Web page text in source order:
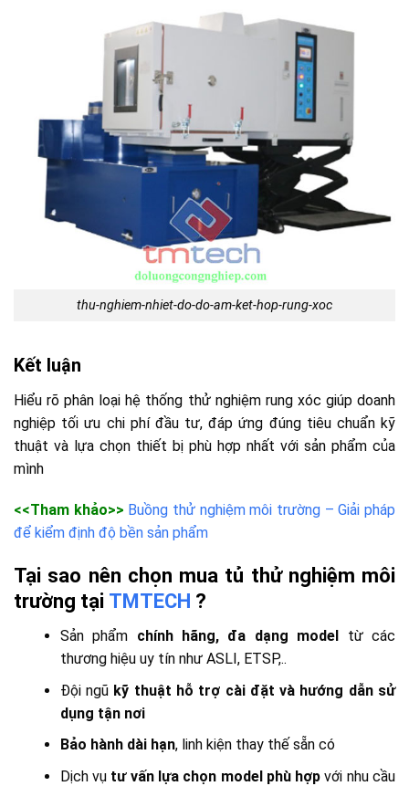
thu-nghiem-nhiet-do-do-am-ket-hop-rung-xoc
Kết luận
Hiểu rõ phân loại hệ thống thử nghiệm rung xóc giúp doanh
nghiệp tối ưu chi phí đầu tư, đáp ứng đúng tiêu chuẩn kỹ
thuật và lựa chọn thiết bị phù hợp nhất với sản phẩm của
mình
<<Tham khảo>> Buồng thử nghiệm môi trường – Giải pháp
để kiểm định độ bền sản phẩm
Tại sao nên chọn mua tủ thử nghiệm môi
trường tại TMTECH ?
Sản phẩm chính hãng, đa dạng model từ các
thương hiệu uy tín như ASLI, ETSP,..
Đội ngũ kỹ thuật hỗ trợ cài đặt và hướng dẫn sử
dụng tận nơi
Bảo hành dài hạn, linh kiện thay thế sẵn có
Dịch vụ tư vấn lựa chọn model phù hợp với nhu cầu